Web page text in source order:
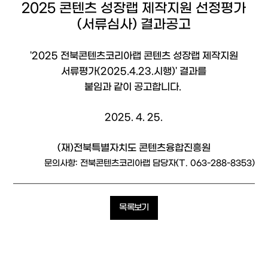
2025 콘텐츠 성장랩 제작지원 선정평가
(서류심사) 결과공고
'2025 전북콘텐츠코리아랩 콘텐츠 성장랩 제작지원
서류평가(2025.4.23.시행)' 결과를
붙임과 같이 공고합니다.
2025. 4. 25.
(재)전북특별자치도 콘텐츠융합진흥원
문의사항: 전북콘텐츠코리아랩 담당자(T. 063-288-8353)
목록보기